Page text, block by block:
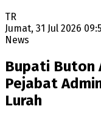
TR
Jumat, 31 Jul 2026
News
Bupati Buton
Pejabat
Lurah